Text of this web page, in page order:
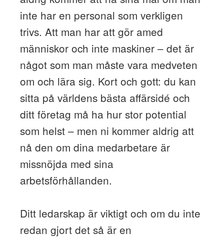
inte har en personal som verkligen
trivs. Att man har att gör amed
människor och inte maskiner – det är
något som man måste vara medveten
om och lära sig. Kort och gott: du kan
sitta på världens bästa affärsidé och
ditt företag må ha hur stor potential
som helst – men ni kommer aldrig att
nå den om dina medarbetare är
missnöjda med sina
arbetsförhållanden.
Ditt ledarskap är viktigt och om du inte
redan gjort det så är en